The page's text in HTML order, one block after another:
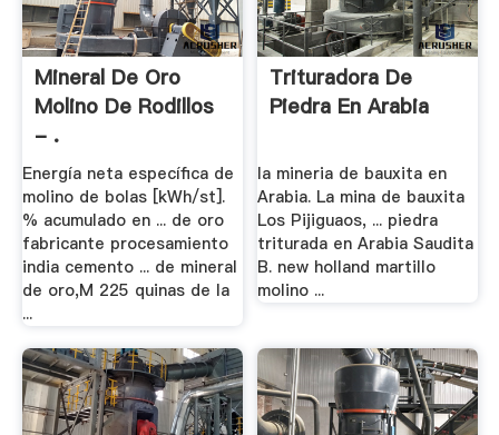
Mineral De Oro
Molino De Rodillos
- .
Energía neta específica de
molino de bolas [kWh/st].
% acumulado en ... de oro
fabricante procesamiento
india cemento ... de mineral
de oro,M 225 quinas de la
...
Trituradora De
Piedra En Arabia
la mineria de bauxita en
Arabia. La mina de bauxita
Los Pijiguaos, ... piedra
triturada en Arabia Saudita
B. new holland martillo
molino ...